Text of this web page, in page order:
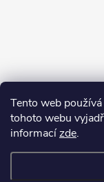
Tento web
tohoto webu
informacízde.